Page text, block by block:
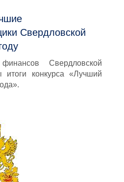
Свердловской
Свердловской
итоги конкурса «Лучший